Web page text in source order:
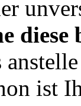
diese
ist